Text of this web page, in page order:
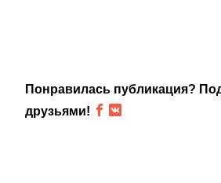
Понравилась публикация?
друзьями!